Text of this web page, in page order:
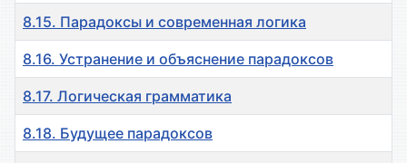
8.15. Парадоксы и современная логика
8.16. Устранение и объяснение парадоксов
8.17. Логическая грамматика
8.18. Будущее парадоксов